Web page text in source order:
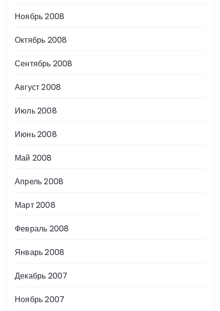
Ноябрь 2008
Октябрь 2008
Сентябрь 2008
Август 2008
Июль 2008
Июнь 2008
Май 2008
Апрель 2008
Март 2008
Февраль 2008
Январь 2008
Декабрь 2007
Ноябрь 2007